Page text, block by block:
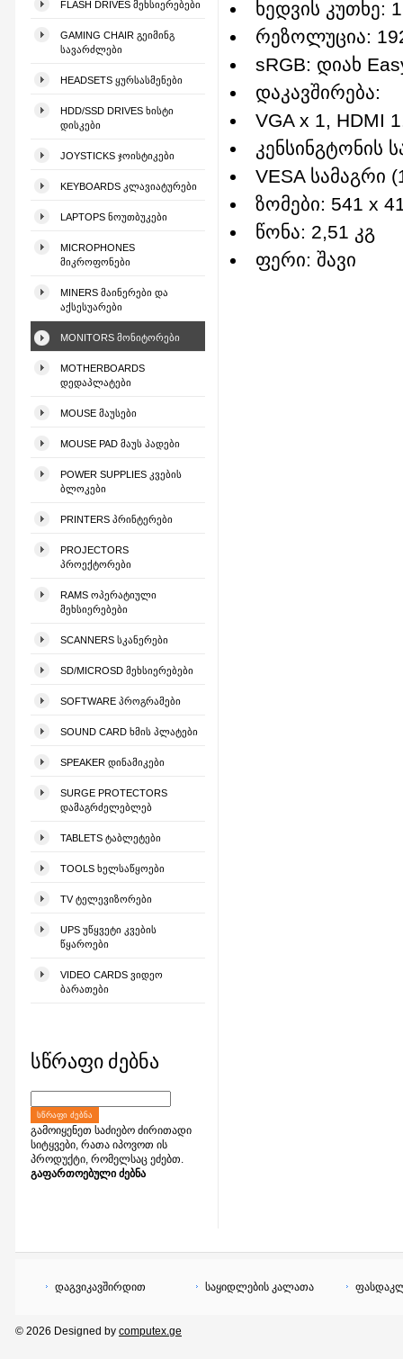
FLASH DRIVES ᲛᲔᲮᲡᲘᲔᲠᲔᲑᲔᲑᲘ
GAMING CHAIR ᲒᲔᲘᲛᲘᲜᲒ
ᲡᲐᲕᲐᲠᲫᲚᲔᲑᲘ
HEADSETS ᲧᲣᲠᲡᲐᲡᲛᲔᲜᲔᲑᲘ
HDD/SSD DRIVES ᲮᲘᲡᲢᲘ
ᲓᲘᲡᲙᲔᲑᲘ
JOYSTICKS ᲯᲝᲘᲡᲢᲘᲙᲔᲑᲘ
KEYBOARDS ᲙᲚᲐᲕᲘᲐᲢᲣᲠᲔᲑᲘ
LAPTOPS ᲜᲝᲣᲗᲑᲣᲙᲔᲑᲘ
MICROPHONES
ᲛᲘᲙᲠᲝᲤᲝᲜᲔᲑᲘ
MINERS ᲛᲐᲘᲜᲔᲠᲔᲑᲘ ᲓᲐ
ᲐᲥᲡᲔᲡᲣᲐᲠᲔᲑᲘ
MONITORS ᲛᲝᲜᲘᲢᲝᲠᲔᲑᲘ
MOTHERBOARDS
ᲓᲔᲓᲐᲞᲚᲐᲢᲔᲑᲘ
MOUSE ᲛᲐᲣᲡᲔᲑᲘ
MOUSE PAD ᲛᲐᲣᲡ ᲞᲐᲓᲔᲑᲘ
POWER SUPPLIES ᲙᲕᲔᲑᲘᲡ
ᲑᲚᲝᲙᲔᲑᲘ
PRINTERS ᲞᲠᲘᲜᲢᲔᲠᲔᲑᲘ
PROJECTORS
ᲞᲠᲝᲔᲥᲢᲝᲠᲔᲑᲘ
RAMS ᲝᲞᲔᲠᲐᲢᲘᲣᲚᲘ
ᲛᲔᲮᲡᲘᲔᲠᲔᲑᲔᲑᲘ
SCANNERS ᲡᲙᲐᲜᲔᲠᲔᲑᲘ
SD/MICROSD ᲛᲔᲮᲡᲘᲔᲠᲔᲑᲔᲑᲘ
SOFTWARE ᲞᲠᲝᲒᲠᲐᲛᲔᲑᲘ
SOUND CARD ᲮᲛᲘᲡ ᲞᲚᲐᲢᲔᲑᲘ
SPEAKER ᲓᲘᲜᲐᲛᲘᲙᲔᲑᲘ
SURGE PROTECTORS
ᲓᲐᲛᲐᲒᲠᲫᲔᲚᲔᲑᲚᲔᲑ
TABLETS ᲢᲐᲑᲚᲔᲢᲔᲑᲘ
TOOLS ᲮᲔᲚᲡᲐᲬᲧᲝᲔᲑᲘ
TV ᲢᲔᲚᲔᲕᲘᲖᲝᲠᲔᲑᲘ
UPS ᲣᲬᲧᲕᲔᲢᲘ ᲙᲕᲔᲑᲘᲡ
ᲬᲧᲐᲠᲝᲔᲑᲘ
VIDEO CARDS ᲕᲘᲓᲔᲝ
ᲑᲐᲠᲐᲗᲔᲑᲘ
სწრაფი ძებნა
ᲡᲬᲠᲐᲤᲘ ᲫᲔᲑᲜᲐ
გამოიყენეთ საძიებო ძირითადი
სიტყვები, რათა იპოვოთ ის
პროდუქტი, რომელსაც ეძებთ.
გაფართოებული ძებნა
ხედვის კუთხე:
რეზოლუცია:
sRGB: დიახ
დაკავშირება:
VGA x 1, HDMI
კენსინგტონის
VESA სამაგრი
ზომები: 541 x
წონა: 2,51 კგ
ფერი: შავი
დაგვიკავშირდით საყიდლების კალათა
© 2026 Designed by computex.ge